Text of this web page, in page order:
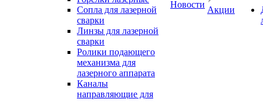
Сопла для лазерной
сварки
Линзы для лазерной
сварки
Ролики подающего
механизма для
лазерного аппарата
Каналы
направляющие для
Новости
Акции